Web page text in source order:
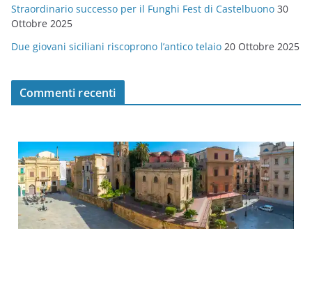
Straordinario successo per il Funghi Fest di Castelbuono 30
Ottobre 2025
Due giovani siciliani riscoprono l’antico telaio 20 Ottobre 2025
Commenti recenti